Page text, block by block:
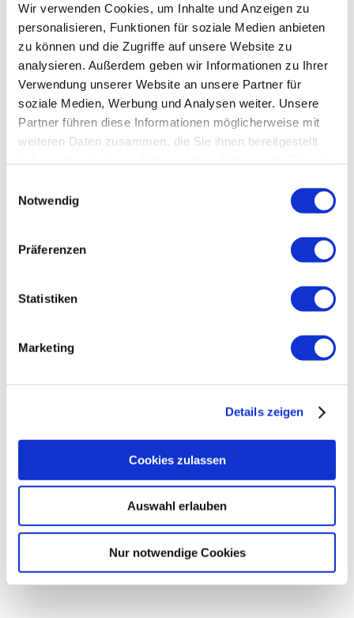
Wir verwenden Cookies, um Inhalte und Anzeigen zu
personalisieren, Funktionen für soziale Medien anbieten
zu können und die Zugriffe auf unsere Website zu
analysieren. Außerdem geben wir Informationen zu Ihrer
Verwendung unserer Website an unsere Partner für
soziale Medien, Werbung und Analysen weiter. Unsere
Partner führen diese Informationen möglicherweise mit
weiteren Daten zusammen, die Sie ihnen bereitgestellt
Notwendig
Präferenzen
Statistiken
Marketing
Details zeigen
Cookies zulassen
Auswahl erlauben
Nur notwendige Cookies
willkommen Checki
Learn more
ByVolker Seitz
Schutz vor Grippevirus
Die typischen Symptome der saisonalen
Anflug von Kopf- und Gliederschmerzen,
Abgeschlagenheit. Sollten Sie Risikopatient
sein oder im Alltag viel Kontakt zu anderen
Grippeimpfung. Die Grippeimpfung
Volker Seitz
5